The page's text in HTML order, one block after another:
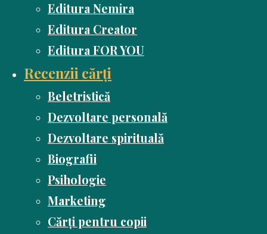
Editura Nemira
Editura Creator
Editura FOR YOU
Recenzii cărți
Beletristică
Dezvoltare personală
Dezvoltare spirituală
Biografii
Psihologie
Marketing
Cărți pentru copii